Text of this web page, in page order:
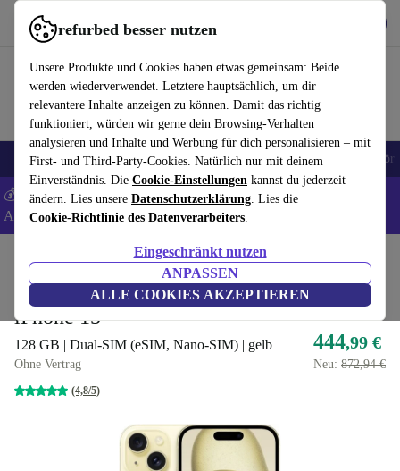
refurbed besser nutzen
Unsere Produkte und Cookies haben etwas gemeinsam: Beide
werden wiederverwendet. Letztere hauptsächlich, um dir
relevantere Inhalte anzeigen zu können. Damit das richtig
funktioniert, würden wir gerne dein Browsing-Verhalten
analysieren und Inhalte und Werbung für dich personalisieren – mit
First- und Third-Party-Cookies. Natürlich nur mit deinem
Einverständnis. Die Cookie-Einstellungen kannst du jederzeit
ändern. Lies unsere Datenschutzerklärung. Lies die
Cookie-Richtlinie des Datenverarbeiters.
Eingeschränkt nutzen
ANPASSEN
ALLE COOKIES AKZEPTIEREN
refurbed schnell und einfach nutzen
🎒 Back to school Handys Laptops Tablets Smartwatches Zubehör
💰 Extra -5% auf Samsung- und Google-Smartphones - Code:
ANDROID5 -AGB
Handys & Smartphones iPhones
Bester Deal
iPhone 15
128 GB | Dual-SIM (eSIM, Nano-SIM) | gelb
Ohne Vertrag
(4,8/5)
444,99 €
Neu: 872,94 €